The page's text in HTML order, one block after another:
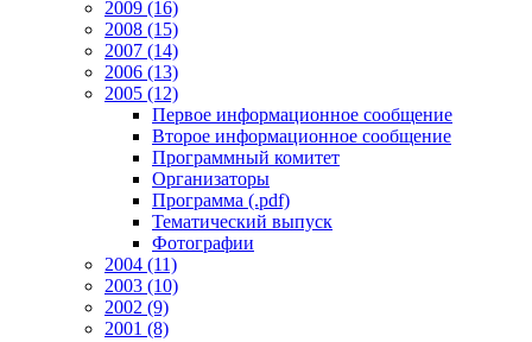
2009 (16)
2008 (15)
2007 (14)
2006 (13)
2005 (12)
Первое информационное сообщение
Второе информационное сообщение
Программный комитет
Организаторы
Программа (.pdf)
Тематический выпуск
Фотографии
2004 (11)
2003 (10)
2002 (9)
2001 (8)